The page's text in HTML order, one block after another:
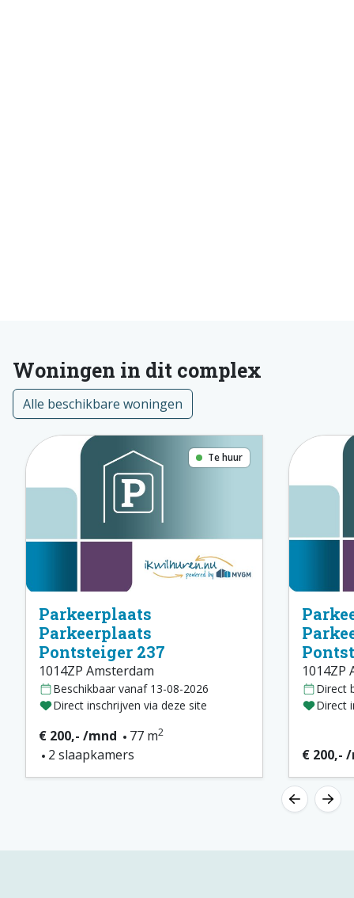
Woningen in dit complex
Alle beschikbare woningen
Te huur
Parkeerplaats
Parkeerplaats
Pontsteiger 237
1014ZP Amsterdam
Beschikbaar vanaf 13-08-2026
Direct inschrijven via deze site
€ 200,- /mnd 77 m2
2 slaapkamers
1014ZP
Direct
Direct
€ 200,-